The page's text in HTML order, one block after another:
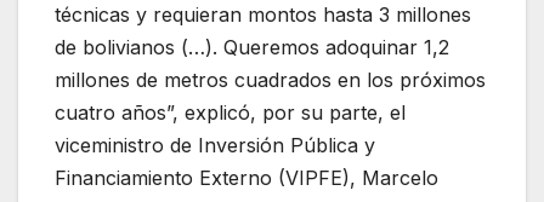
técnicas y requieran montos hasta 3 millones
de bolivianos (…). Queremos adoquinar 1,2
millones de metros cuadrados en los próximos
cuatro años”, explicó, por su parte, el
viceministro de Inversión Pública y
Financiamiento Externo (VIPFE), Marcelo